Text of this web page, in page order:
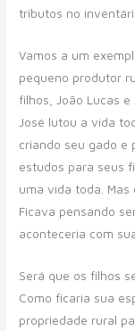
tributos no
Vamos a um
pequeno produtor
filhos, João Lucas e
José lutou a vida
criando seu gado e
estudos para seus
uma vida toda.
Ficava pensando
aconteceria com
Será que os filhos
Como ficaria sua
propriedade rural